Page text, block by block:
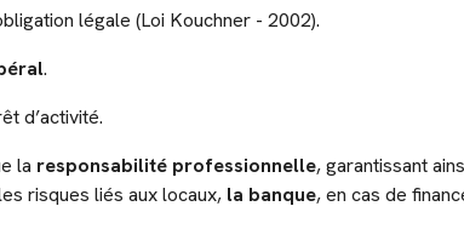
légale (Loi Kouchner - 2002).
.
d’activité.
la responsabilité professionnelle, garantissant
risques liés aux locaux, la banque, en cas de